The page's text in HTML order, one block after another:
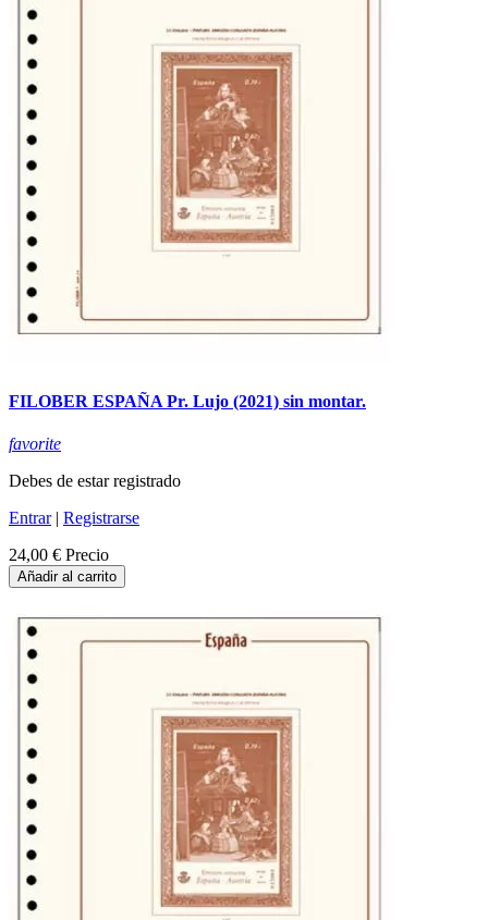
FILOBER ESPAÑA Pr. Lujo (2021) sin montar.
favorite
Debes de estar registrado
Entrar| Registrarse
24,00 € Precio
Añadir al carrito